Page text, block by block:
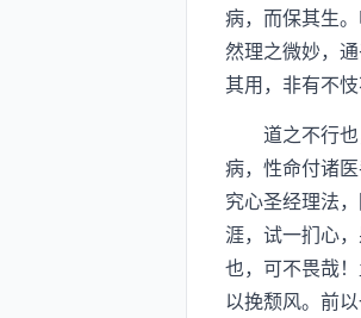
病，而保其生
然理之微妙，
其用，非有不
道之不行也
病，性命付诸
究心圣经理法
涯，试一扪心
也，可不畏哉
以挽颓风。前